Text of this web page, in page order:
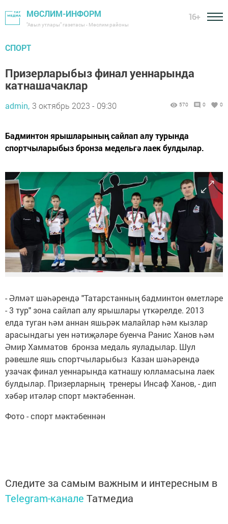
МӨСЛИМ-ИНФОРМ
"Авыл утлары" газетасы - Мөслим районы
16+
СПОРТ
Призерларыбыз финал уеннарында
катнашачаклар
admin, 3 октябрь 2023 - 09:30 570 0 0
Бадминтон ярышларының сайлап алу турында
спортчыларыбыз бронза медельгә лаек булдылар.
- Әлмәт шәһәрендә "Татарстанның бадминтон өметләре
- 3 тур" зона сайлап алу ярышлары үткәрелде. 2013
елда туган һәм аннан яшьрәк малайлар һәм кызлар
арасындагы уен нәтиҗәләре буенча Ранис Ханов һәм
Әмир Хамматов бронза медаль яуладылар. Шул
рәвешле яшь спортчыларыбыз Казан шәһәрендә
узачак финал уеннарында катнашу юлламасына лаек
булдылар. Призерларның тренеры Инсаф Ханов, - дип
хәбәр итәләр спорт мәктәбеннән.
Фото - спорт мәктәбеннән
Следите за самым важным и интересным в
Telegram-канале Татмедиа